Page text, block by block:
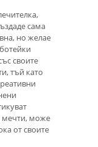
сама
но желае
своите
тъй като
мечти, може
от своите